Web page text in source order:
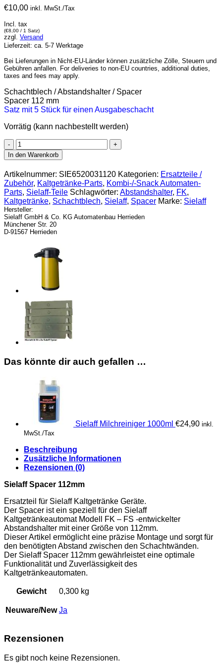
€10,00 inkl. MwSt./Tax
Incl. tax
(€8,00 / 1 Satz)
zzgl. Versand
Lieferzeit: ca. 5-7 Werktage
Bei Lieferungen in Nicht-EU-Länder können zusätzliche Zölle, Steuern und
Gebühren anfallen. For deliveries to non-EU countries, additional duties,
taxes and fees may apply.
Schachtblech / Abstandshalter / Spacer
Spacer 112 mm
Satz mit 5 Stück für einen Ausgabeschacht
Vorrätig (kann nachbestellt werden)
Sielaff
Spacer
112mm
Menge
In den Warenkorb
Artikelnummer: SIE6520031120 Kategorien: Ersatzteile /
Zubehör, Kaltgetränke-Parts, Kombi-/-Snack Automaten-
Parts, Sielaff-Teile Schlagwörter: Abstandshalter, FK,
Kaltgetränke, Schachtblech, Sielaff, Spacer Marke: Sielaff
Hersteller:
Sielaff GmbH & Co. KG Automatenbau Herrieden
Münchener Str. 20
D-91567 Herrieden
Das könnte dir auch gefallen …
Sielaff Milchreiniger 1000ml €24,90 inkl.
MwSt./Tax
Beschreibung
Zusätzliche Informationen
Rezensionen (0)
Sielaff Spacer 112mm
Ersatzteil für Sielaff Kaltgetränke Geräte.
Der Spacer ist ein speziell für den Sielaff
Kaltgetränkeautomat Modell FK – FS -entwickelter
Abstandshalter mit einer Größe von 112mm.
Dieser Artikel ermöglicht eine präzise Montage und sorgt für
den benötigten Abstand zwischen den Schachtwänden.
Der Sielaff Spacer 112mm gewährleistet eine optimale
Funktionalität und Zuverlässigkeit des
Kaltgetränkeautomaten.
Gewicht 0,300 kg
Neuware/New Ja
Rezensionen
Es gibt noch keine Rezensionen.